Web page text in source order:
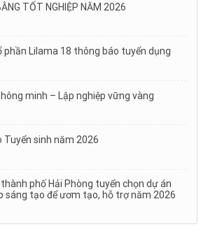
TỐT NGHIỆP NĂM 2026
phần Lilama 18 thông báo tuyển dụng
minh – Lập nghiệp vững vàng
Tuyển sinh năm 2026
thành phố Hải Phòng tuyển chọn dự án
sáng tạo để ươm tạo, hỗ trợ năm 2026